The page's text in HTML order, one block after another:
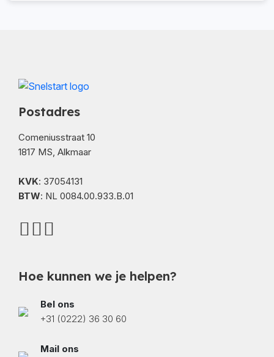
Postadres
Comeniusstraat 10
1817 MS, Alkmaar
KVK: 37054131
BTW: NL 0084.00.933.B.01
Hoe kunnen we je helpen?
Bel ons
+31 (0222) 36 30 60
Mail ons